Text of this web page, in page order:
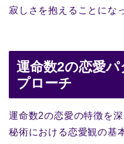
寂しさを抱えることにな
運命数2の恋愛
プローチ
運命数2の恋愛の特徴を
秘術における恋愛観の基